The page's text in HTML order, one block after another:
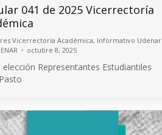
041 de 2025 Vicerrectoría
Vicerrectoría Académica, Informativo Udenar
octubre 8, 2025
elección Representantes Estudiantiles